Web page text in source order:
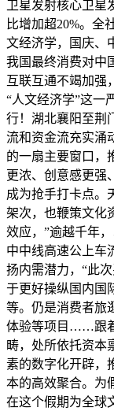
卫星发射核心卫星
比增加超20%。全
文经济学，国庆、
我国最终消费对中
互联互通不竭加强
“人文经济学”这一
行！湖北襄阳至荆
流和资金流充实涌
的一扇主要窗口
更浓、创意感更强
成为抢手打卡点。
架次，也鞭策文化
效应，”逾越千年
中中线高速公上车
扬内需潜力，“此
于更好操纵国内国
等。仍是消费者旅
体验等项目……跟
畴，处所依托资本
素的数字化开辟，
本的高效聚合。为
在这个假期为全球